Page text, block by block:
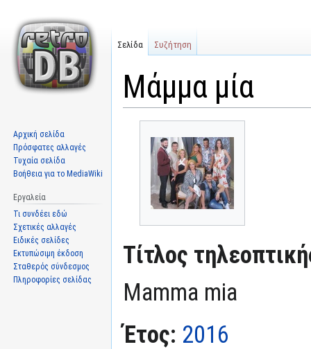
Μάμμα μία
πλοήγηση
αναζήτηση
Τίτλος
Mamma mia
Έτος: 2016
Σελίδα Συζήτηση
Αρχική σελίδα
Πρόσφατες αλλαγές
Τυχαία σελίδα
Βοήθεια για το MediaWiki
Εργαλεία
Τι συνδέει εδώ
Σχετικές αλλαγές
Ειδικές σελίδες
Εκτυπώσιμη έκδοση
Σταθερός σύνδεσμος
Πληροφορίες σελίδας